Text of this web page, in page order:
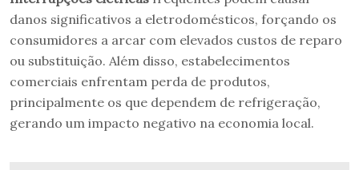
danos significativos a eletrodomésticos, forçando os
consumidores a arcar com elevados custos de reparo
ou substituição. Além disso, estabelecimentos
comerciais enfrentam perda de produtos,
principalmente os que dependem de refrigeração,
gerando um impacto negativo na economia local.